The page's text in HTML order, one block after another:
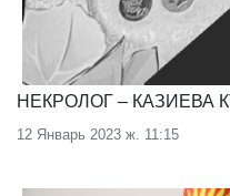
НЕКРОЛОГ – КАЗИЕВА
12 Январь 2023 ж. 11:15